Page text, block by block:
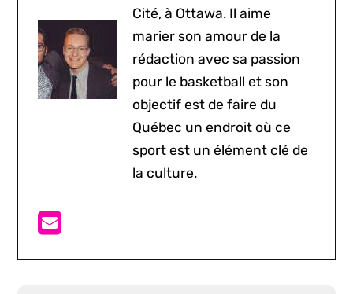
Cité, à Ottawa. Il aime
marier son amour de la
rédaction avec sa passion
pour le basketball et son
objectif est de faire du
Québec un endroit où ce
sport est un élément clé de
la culture.